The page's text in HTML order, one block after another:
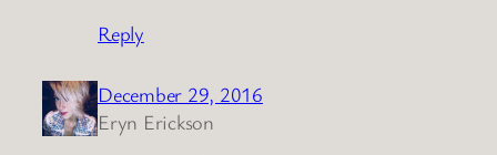
Reply
December 29, 2016
Eryn Erickson